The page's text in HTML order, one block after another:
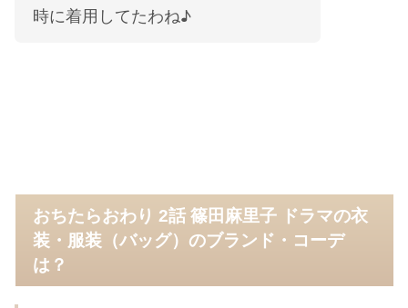
時に着用してたわね♪
おちたらおわり 2話 篠田麻里子 ドラマの衣
装・服装（バッグ）のブランド・コーデ
は？